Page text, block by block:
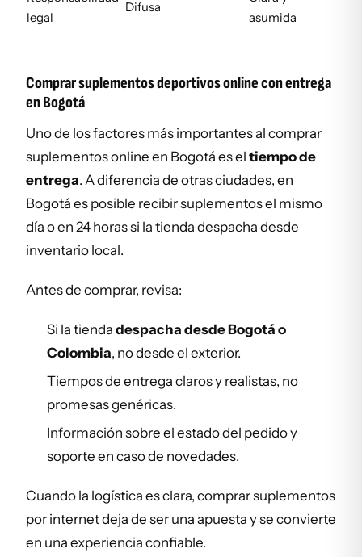
legal
Difusa
asumida
Comprar suplementos deportivos online con entrega
en Bogotá
Uno de los factores más importantes al comprar
suplementos online en Bogotá es el tiempo de
entrega. A diferencia de otras ciudades, en
Bogotá es posible recibir suplementos el mismo
día o en 24 horas si la tienda despacha desde
inventario local.
Antes de comprar, revisa:
Si la tienda despacha desde Bogotá o
Colombia, no desde el exterior.
Tiempos de entrega claros y realistas, no
promesas genéricas.
Información sobre el estado del pedido y
soporte en caso de novedades.
Cuando la logística es clara, comprar suplementos
por internet deja de ser una apuesta y se convierte
en una experiencia confiable.